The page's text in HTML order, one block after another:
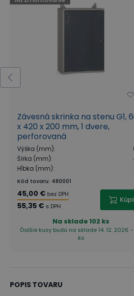
Závesná skrinka na stenu G1,
x 420 x 200 mm, 1 dvere,
perforovaná
Výška (mm):
Šírka (mm):
Hĺbka (mm):
Kód tovaru: 480001
45,00 € bez DPH
55,35 € s DPH
Na sklade102 ks
Ďalšie kusy budú na sklade 14. 12. 2026
ks
POPIS TOVARU